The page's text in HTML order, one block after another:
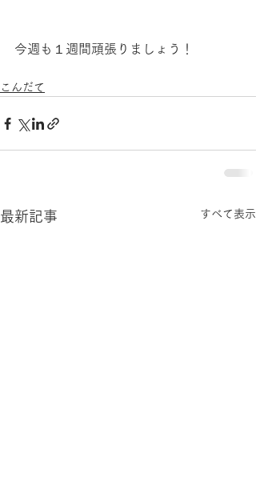
今週も１週間頑張りましょう！
こんだて
最新記事 すべて表示